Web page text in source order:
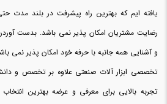
یافته ایم که بهترین راه پیشرفت در بلند مدت
رضایت مشتریان امکان پذیر نمی باشد. بدست
و آشنایی همه جانبه با حرفه خود امکان پذیر
تخصصی ابزار آلات صنعتی علاوه بر تخصص و دانش
تجربه بالایی برای معرفی و عرضه بهترین انتخاب